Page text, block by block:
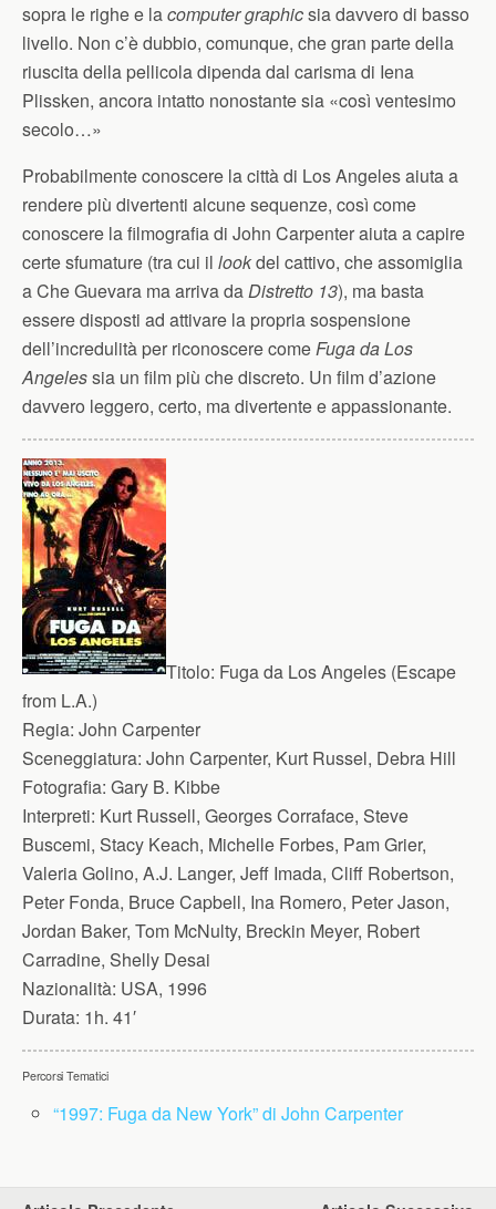
sopra le righe e lacomputer graphicsia davvero di basso
livello. Non c’è dubbio, comunque, che gran parte della
riuscita della pellicola dipenda dal carisma di Iena
Plissken, ancora intatto nonostante sia «così ventesimo
secolo…»
Probabilmente conoscere la città di Los Angeles aiuta a
rendere più divertenti alcune sequenze, così come
conoscere la filmografia di John Carpenter aiuta a capire
certe sfumature (tra cui il lookdel cattivo, che assomiglia
a Che Guevara ma arriva daDistretto 13), ma basta
essere disposti ad attivare la propria sospensione
dell’incredulità per riconoscere comeFuga da Los
Angelessia un film più che discreto. Un film d’azione
davvero leggero, certo, ma divertente e appassionante.
Titolo: Fuga da Los Angeles (Escape
from L.A.)
Regia: John Carpenter
Sceneggiatura: John Carpenter, Kurt Russel, Debra Hill
Fotografia: Gary B. Kibbe
Interpreti: Kurt Russell, Georges Corraface, Steve
Buscemi, Stacy Keach, Michelle Forbes, Pam Grier,
Valeria Golino, A.J. Langer, Jeff Imada, Cliff Robertson,
Peter Fonda, Bruce Capbell, Ina Romero, Peter Jason,
Jordan Baker, Tom McNulty, Breckin Meyer, Robert
Carradine, Shelly Desai
Nazionalità: USA, 1996
Durata: 1h. 41′
Percorsi Tematici
“1997: Fuga da New York” di John Carpenter